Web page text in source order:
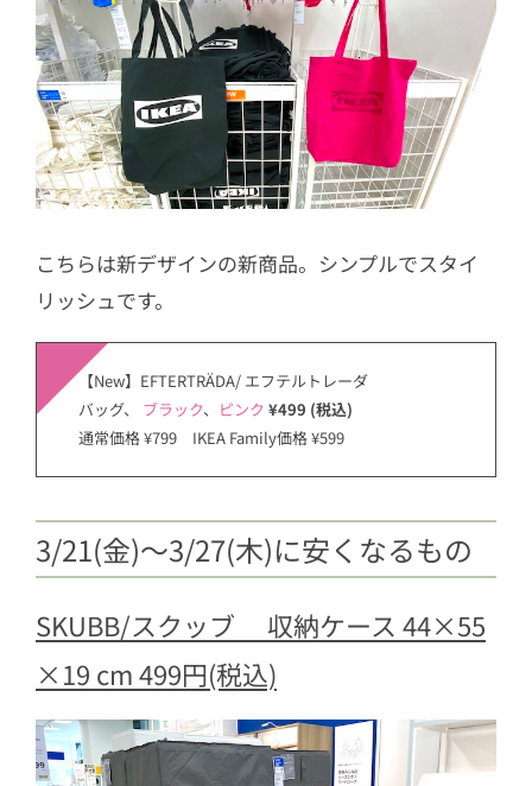
こちらは新デザインの新商品。シンプルでスタイ
リッシュです。
【New】EFTERTRÄDA/ エフテルトレーダ
バッグ、 ブラック、 ピンク ¥499 (税込)
通常価格 ¥799 IKEA Family価格 ¥599
3/21(金)〜3/27(木)に安くなるもの
SKUBB/スクッブ 収納ケース 44×55
×19 cm 499円(税込)